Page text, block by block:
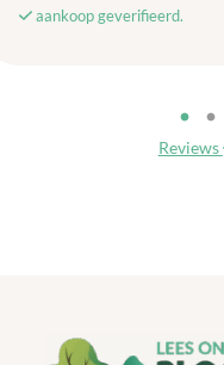
aankoop geverifieerd.
Reviews